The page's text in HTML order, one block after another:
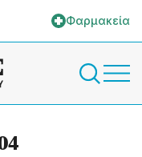
Φαρμακεία